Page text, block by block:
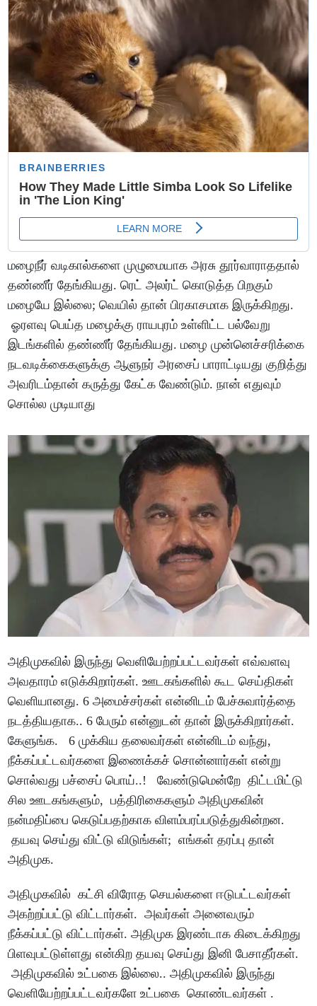
மழைநீர் வடிகால்களை முழுமையாக அரசு தூர்வாராததால்
தண்ணீர் தேங்கியது. ரெட் அலர்ட் கொடுத்த பிறகும்
மழையே இல்லை; வெயில் தான் பிரகாசமாக இருக்கிறது.
ஓரளவு பெய்த மழைக்கு ராயபுரம் உள்ளிட்ட பல்வேறு
இடங்களில் தண்ணீர் தேங்கியது. மழை முன்னெச்சரிக்கை
நடவடிக்கைகளுக்கு ஆளுநர் அரசைப் பாராட்டியது குறித்து
அவரிடம்தான் கருத்து கேட்க வேண்டும். நான் எதுவும்
சொல்ல முடியாது
அதிமுகவில் இருந்து வெளியேற்றப்பட்டவர்கள் எவ்வளவு
அவதாரம் எடுக்கிறார்கள். ஊடகங்களில் கூட செய்திகள்
வெளியானது. 6 அமைச்சர்கள் என்னிடம் பேச்சுவார்த்தை
நடத்தியதாக.. 6 பேரும் என்னுடன் தான் இருக்கிறார்கள்.
கேளுங்க. 6 முக்கிய தலைவர்கள் என்னிடம் வந்து,
நீக்கப்பட்டவர்களை இணைக்கச் சொன்னார்கள் என்று
சொல்வது பச்சைப் பொய்..! வேண்டுமென்றே திட்டமிட்டு
சில ஊடகங்களும், பத்திரிகைகளும் அதிமுகவின்
நன்மதிப்பை கெடுப்பதற்காக விளம்பரப்படுத்துகின்றன.
தயவு செய்து விட்டு விடுங்கள்; எங்கள் தரப்பு தான்
அதிமுக.
அதிமுகவில் கட்சி விரோத செயல்களை ஈடுபட்டவர்கள்
அகற்றப்பட்டு விட்டார்கள். அவர்கள் அனைவரும்
நீக்கப்பட்டு விட்டார்கள். அதிமுக இரண்டாக கிடைக்கிறது
பிளவுபட்டுள்ளது என்கிற தயவு செய்து இனி பேசாதீர்கள்.
அதிமுகவில் உட்பகை இல்லை.. அதிமுகவில் இருந்து
வெளியேற்றப்பட்டவர்களே உட்பகை கொண்டவர்கள் .